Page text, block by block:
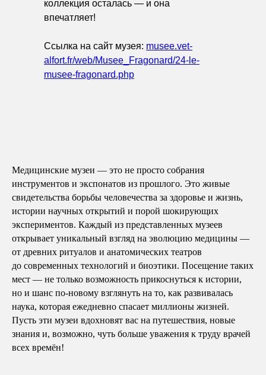
коллекция осталась — и она
впечатляет!
Ссылка на сайт музея: musee.vet-
alfort.fr/web/Musee_Fragonard/24-le-
musee-fragonard.php
Медицинские музеи — это не просто собрания
инструментов и экспонатов из прошлого. Это живые
свидетельства борьбы человечества за здоровье и жизнь,
истории научных открытий и порой шокирующих
экспериментов. Каждый из представленных музеев
открывает уникальный взгляд на эволюцию медицины —
от древних ритуалов и анатомических театров
до современных технологий и биоэтики. Посещение таких
мест — не только возможность прикоснуться к истории,
но и шанс по-новому взглянуть на то, как развивалась
наука, которая ежедневно спасает миллионы жизней.
Пусть эти музеи вдохновят вас на путешествия, новые
знания и, возможно, чуть больше уважения к труду врачей
всех времён!